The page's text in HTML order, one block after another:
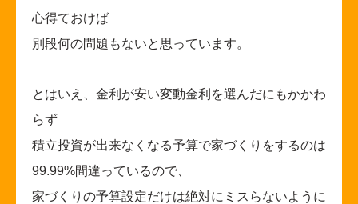
心得ておけば
別段何の問題もないと思っています。
とはいえ、金利が安い変動金利を選んだにもかかわ
らず
積立投資が出来なくなる予算で家づくりをするのは
99.99%間違っているので、
家づくりの予算設定だけは絶対にミスらないように